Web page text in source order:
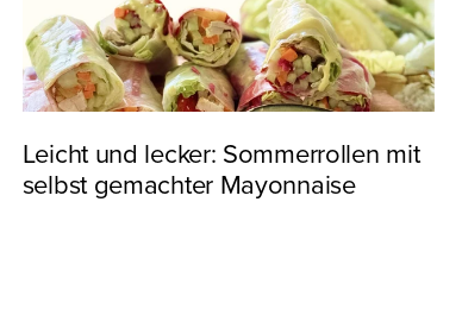
Leicht und lecker: Sommerrollen mit
selbst gemachter Mayonnaise